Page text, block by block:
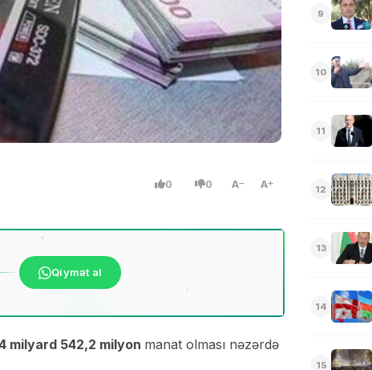
0 0 A A
Qiymət al
milyard 542,2 milyon manat olması nəzərdə
9
10
11
12
13
14
15